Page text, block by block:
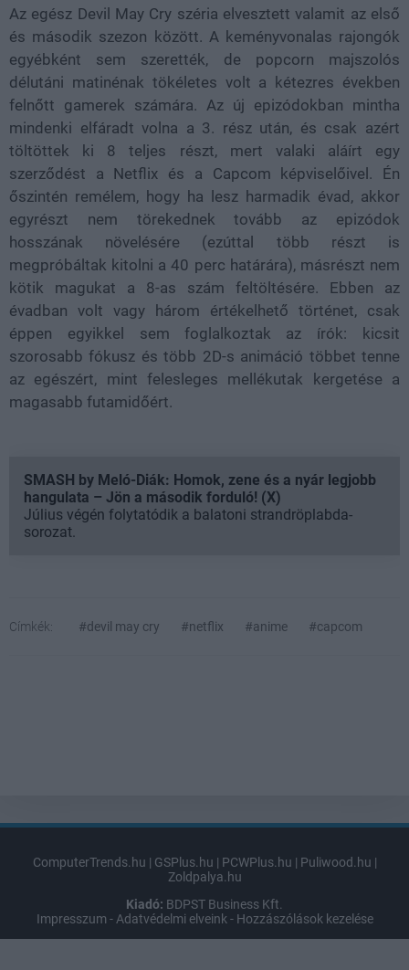
Az egész Devil May Cry széria elvesztett valamit az első
és második szezon között. A keményvonalas rajongók
egyébként sem szerették, de popcorn majszolós
délutáni matinénak tökéletes volt a kétezres években
felnőtt gamerek számára. Az új epizódokban mintha
mindenki elfáradt volna a 3. rész után, és csak azért
töltöttek ki 8 teljes részt, mert valaki aláírt egy
szerződést a Netflix és a Capcom képviselőivel. Én
őszintén remélem, hogy ha lesz harmadik évad, akkor
egyrészt nem törekednek tovább az epizódok
hosszának növelésére (ezúttal több részt is
megpróbáltak kitolni a 40 perc határára), másrészt nem
kötik magukat a 8-as szám feltöltésére. Ebben az
évadban volt vagy három értékelhető történet, csak
éppen egyikkel sem foglalkoztak az írók: kicsit
szorosabb fókusz és több 2D-s animáció többet tenne
az egészért, mint felesleges mellékutak kergetése a
magasabb futamidőért.
SMASH by Meló-Diák: Homok, zene és a nyár legjobb
hangulata – Jön a második forduló! (X)
Július végén folytatódik a balatoni strandröplabda-
sorozat.
Címkék: #devil may cry #netflix #anime #capcom
ComputerTrends.hu | GSPlus.hu | PCWPlus.hu | Puliwood.hu |
Zoldpalya.hu
Kiadó: BDPST Business Kft.
Impresszum - Adatvédelmi elveink - Hozzászólások kezelése